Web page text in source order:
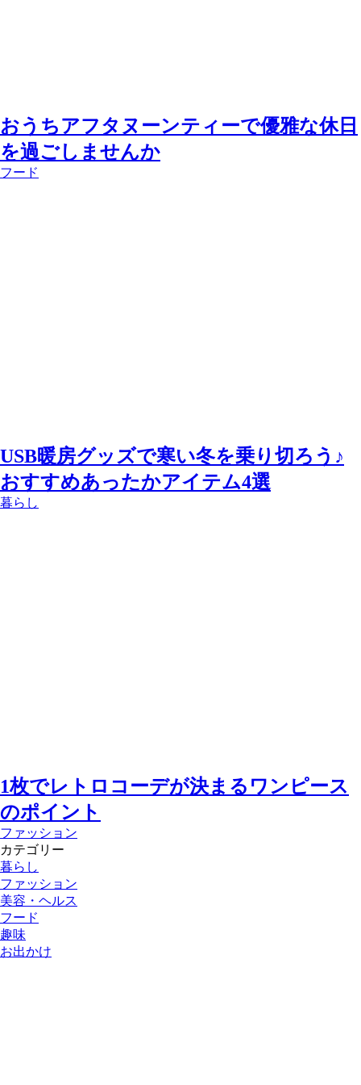
おうちアフタヌーンティーで優雅な休日
を過ごしませんか
フード
USB暖房グッズで寒い冬を乗り切ろう♪
おすすめあったかアイテム4選
暮らし
1枚でレトロコーデが決まるワンピース
のポイント
ファッション
カテゴリー
暮らし
ファッション
美容・ヘルス
フード
趣味
お出かけ